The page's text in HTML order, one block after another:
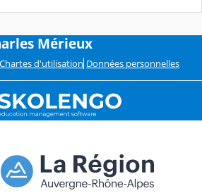
Mérieux
Chartes d'utilisation Données personnelles